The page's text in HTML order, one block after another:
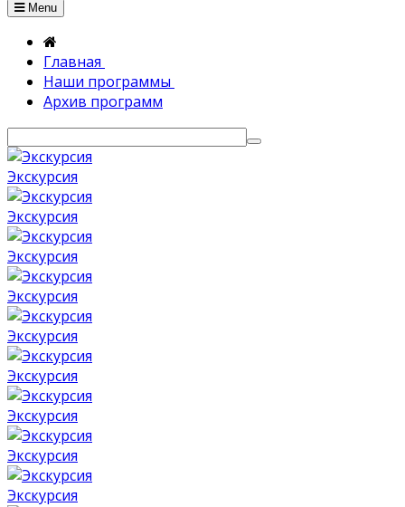
Menu
Главная
Наши программы
Архив программ
Экскурсия
Экскурсия
Экскурсия
Экскурсия
Экскурсия
Экскурсия
Экскурсия
Экскурсия
Экскурсия